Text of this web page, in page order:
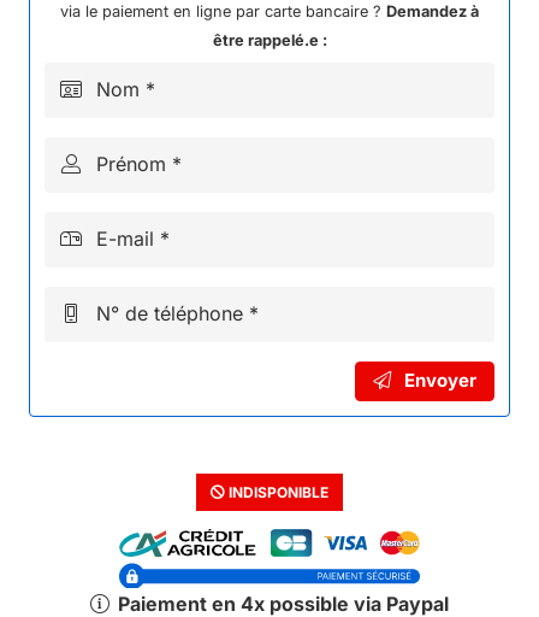
via le paiement en ligne par carte bancaire ? Demandez à
être rappelé.e :
Nom *
Prénom *
E-mail *
N° de téléphone *
Envoyer
INDISPONIBLE
Paiement en 4x possible via Paypal